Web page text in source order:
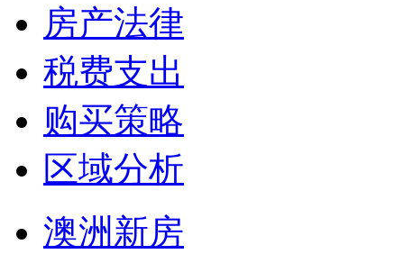
房产法律
税费支出
购买策略
区域分析
澳洲新房